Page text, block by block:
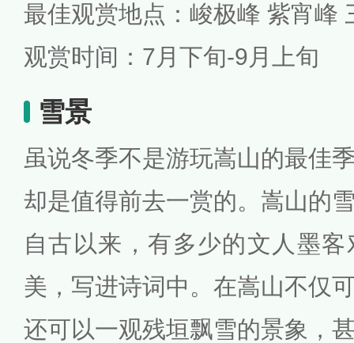
最佳观赏地点：峻极峰 紫宵峰
观赏时间：7月下旬-9月上旬
雪景
虽说冬季不是游玩嵩山的最佳
却是值得前去一赏的。嵩山的
自古以来，有多少的文人墨
美，写进诗词中。在嵩山不仅
还可以一观残垣飘雪的景象，